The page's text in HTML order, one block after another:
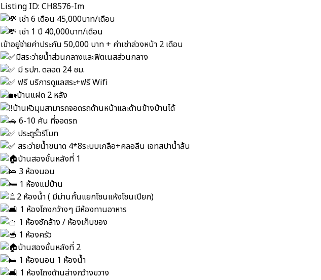
Listing ID: CH8576-Im
เช่า 6 เดือน 45,000บาท/เดือน
เช่า 1 ปี 40,000บาท/เดือน
เข้าอยู่จ่ายค่าประกัน 50,000 บาท + ค่าเช่าล่วงหน้า 2 เดือน
มีสระว่ายน้ำส่วนกลางและฟิตเนสส่วนกลาง
มี รปภ. ตลอด 24 ชม.
ฟรี บริการดูแลสระ+ฟรี Wifi
บ้านแฝด 2 หลัง
บ้านหัวมุมสามารถจอดรถด้านหน้าและด้านข้างบ้านได้
6-10 คัน ที่จอดรถ
ประตูรั้วรีโมท
สระว่ายน้ำขนาด 4*8ระบบเกลือ+คลอลีน เจทสปาน้ำล้น
บ้านสองชั้นหลังที่ 1
3 ห้องนอน
1 ห้องแม่บ้าน
2 ห้องน้ำ ( มีม่านกั้นแยกโซนแห้งโซนเปียก)
1 ห้องโถงกว้างๆ มีห้องทานอาหาร
1 ห้องซักล้าง / ห้องเก็บของ
1 ห้องครัว
บ้านสองชั้นหลังที่ 2
1 ห้องนอน 1 ห้องน้ำ
1 ห้องโถงด้านล่างกว้างขวาง